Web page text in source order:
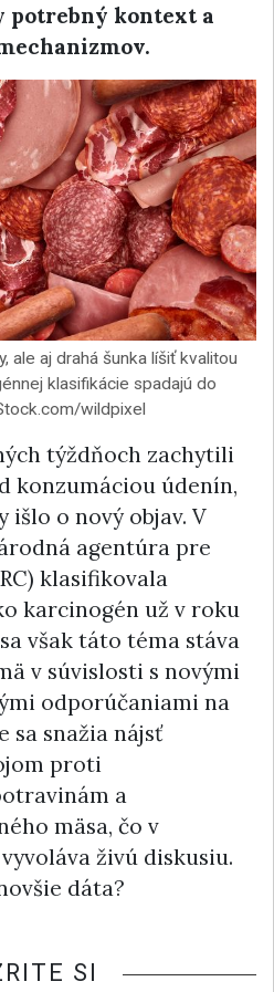
potrebný kontext a
ale aj drahá šunka líšiť kvalitou
klasifikácie spadajú do
wildpixel
týždňoch zachytili
konzumáciou údenín,
išlo o nový objav. V
agentúra pre
klasifikovala
karcinogén už v roku
však táto téma stáva
v súvislosti s novými
odporúčaniami na
sa snažia nájsť
proti
a
mäsa, čo v
živú diskusiu.
dáta?
SI